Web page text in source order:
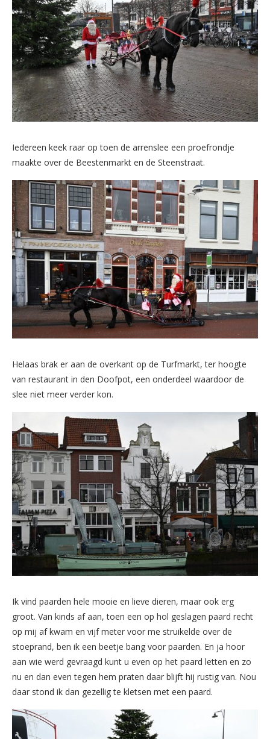
Iedereen keek raar op toen de arrenslee een proefrondje
maakte over de Beestenmarkt en de Steenstraat.
Helaas brak er aan de overkant op de Turfmarkt, ter hoogte
van restaurant in den Doofpot, een onderdeel waardoor de
slee niet meer verder kon.
Ik vind paarden hele mooie en lieve dieren, maar ook erg
groot. Van kinds af aan, toen een op hol geslagen paard recht
op mij af kwam en vijf meter voor me struikelde over de
stoeprand, ben ik een beetje bang voor paarden. En ja hoor
aan wie werd gevraagd kunt u even op het paard letten en zo
nu en dan even tegen hem praten daar blijft hij rustig van. Nou
daar stond ik dan gezellig te kletsen met een paard.